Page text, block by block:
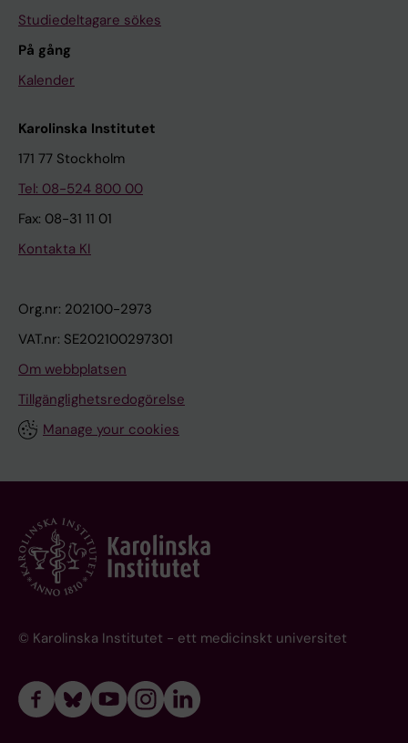
Studiedeltagare sökes
På gång
Kalender
Karolinska Institutet
171 77 Stockholm
Tel: 08-524 800 00
Fax: 08-31 11 01
Kontakta KI
Org.nr: 202100-2973
VAT.nr: SE202100297301
Om webbplatsen
Tillgänglighetsredogörelse
Manage your cookies
© Karolinska Institutet - ett medicinskt universitet